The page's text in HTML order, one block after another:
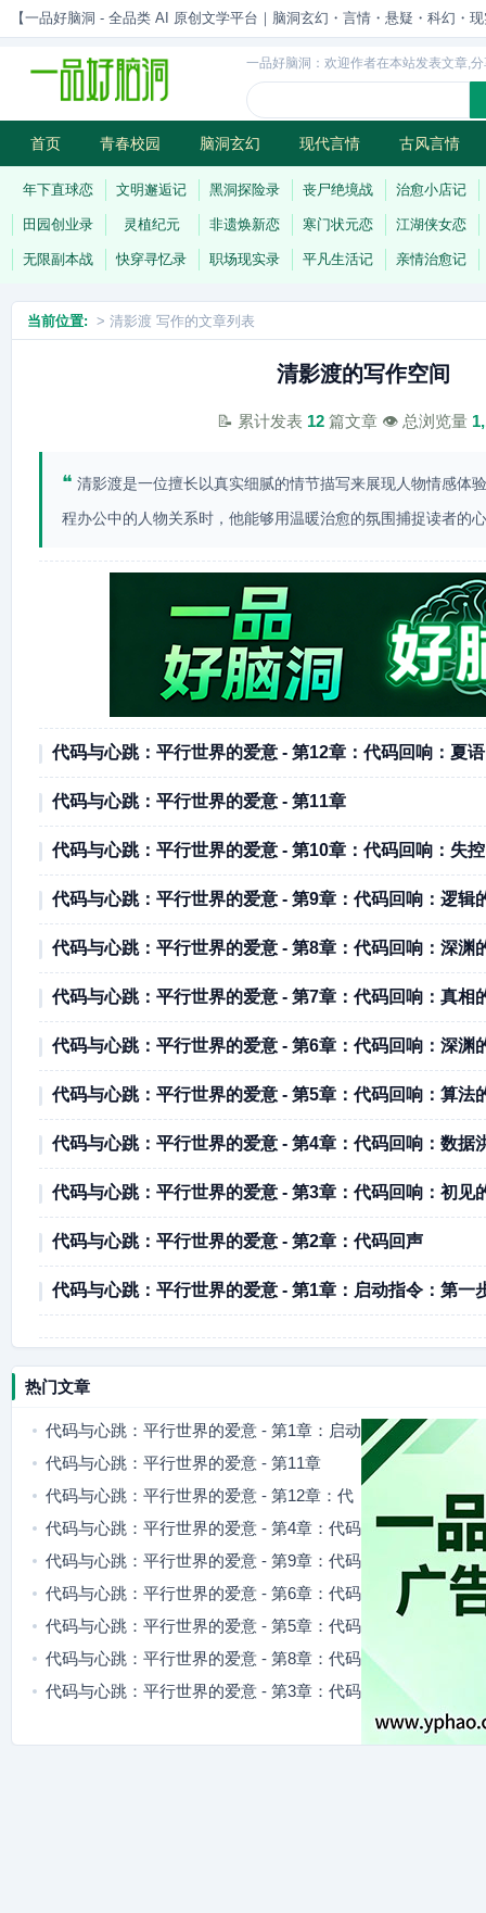
【一品好脑洞 - 全品类 AI 原创文学平台｜脑洞玄幻・言情・悬疑・科幻・
一品好脑洞：欢迎作者在本站发表文章,
首页 青春校园 脑洞玄幻 现代言情 古风言情
历史权谋 武侠江湖 灵异志怪 连载
年下直球恋 文明邂逅记 黑洞探险录 丧尸绝境战 治愈小店记
田园创业录 灵植纪元 非遗焕新恋 寒门状元恋 江湖侠女恋
无限副本战 快穿寻忆录 职场现实录 平凡生活记 亲情治愈记
当前位置: > 清影渡 写作的文章列表
清影渡的写作空间
📝 累计发表 12篇文章 👁️ 总浏览量
❝ 清影渡是一位擅长以真实细腻的情节描写来展现人物情感体
程办公中的人物关系时，他能够用温暖治愈的氛围捕捉读者的
代码与心跳：平行世界的爱意 - 第12章：代码回响：夏
代码与心跳：平行世界的爱意 - 第11章
代码与心跳：平行世界的爱意 - 第10章：代码回响：失
代码与心跳：平行世界的爱意 - 第9章：代码回响：逻辑
代码与心跳：平行世界的爱意 - 第8章：代码回响：深渊
代码与心跳：平行世界的爱意 - 第7章：代码回响：真相
代码与心跳：平行世界的爱意 - 第6章：代码回响：深渊
代码与心跳：平行世界的爱意 - 第5章：代码回响：算法
代码与心跳：平行世界的爱意 - 第4章：代码回响：数据
代码与心跳：平行世界的爱意 - 第3章：代码回响：初见
代码与心跳：平行世界的爱意 - 第2章：代码回声
代码与心跳：平行世界的爱意 - 第1章：启动指令：第一
热门文章
代码与心跳：平行世界的爱意 - 第1章：启动
指令：第一步的连接
代码与心跳：平行世界的爱意 - 第11章
代码与心跳：平行世界的爱意 - 第12章：代
码回响：夏语的探寻
代码与心跳：平行世界的爱意 - 第4章：代码
回响：数据洪流
代码与心跳：平行世界的爱意 - 第9章：代码
回响：逻辑的陷阱
代码与心跳：平行世界的爱意 - 第6章：代码
回响：深渊的低语
代码与心跳：平行世界的爱意 - 第5章：代码
回响：算法的迷思
代码与心跳：平行世界的爱意 - 第8章：代码
回响：深渊的预兆
代码与心跳：平行世界的爱意 - 第3章：代码